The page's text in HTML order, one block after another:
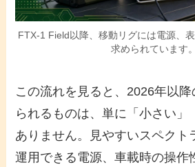
FTX-1 Field以降、移動リグには電源、
求められています。
この流れを見ると、2026年以
られるものは、単に「小さい」
ありません。見やすいスペクト
運用できる電源、車載時の操作